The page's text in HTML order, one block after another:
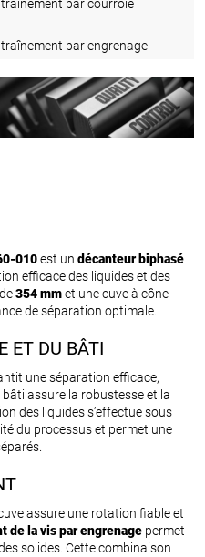
par courroie
par engrenage
010est un décanteur biphasé
efficace des liquides et des
354 mmet une cuve à cône
de séparation optimale.
ET DU BÂTI
une séparation efficace,
bâti assure la robustesse et la
des liquides s’effectue sous
du processus et permet une
assure une rotation fiable et
de la vis par engrenage permet
solides. Cette combinaison